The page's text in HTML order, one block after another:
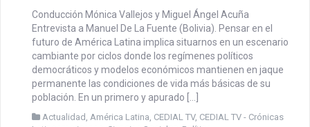
CEDIAL TV | Crónicas
Latinoamericanas 1 | Bolivia
enero 13, 2021
Conducción Mónica Vallejos y Miguel Ángel Acuña